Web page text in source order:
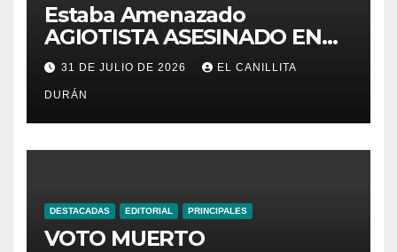
Estaba Amenazado
AGIOTISTA ASESINADO EN
SU NEGOCIO
31 DE JULIO DE 2026 EL CANILLITA
DURÁN
DESTACADAS EDITORIAL PRINCIPALES
VOTO MUERTO